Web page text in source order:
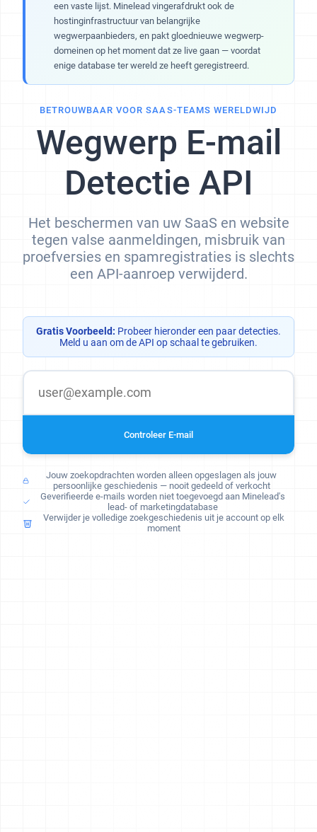
een vaste lijst. Minelead vingerafdrukt ook de
hostinginfrastructuur van belangrijke
wegwerpaanbieders, en pakt gloednieuwe wegwerp-
domeinen op het moment dat ze live gaan — voordat
enige database ter wereld ze heeft geregistreerd.
BETROUWBAAR VOOR SAAS-TEAMS WERELDWIJD
Wegwerp E-mail
Detectie API
Het beschermen van uw SaaS en website
tegen valse aanmeldingen, misbruik van
proefversies en spamregistraties is slechts
een API-aanroep verwijderd.
Gratis Voorbeeld: Probeer hieronder een paar detecties.
Meld u aan om de API op schaal te gebruiken.
Controleer E-mail
Jouw zoekopdrachten worden alleen opgeslagen als jouw
persoonlijke geschiedenis — nooit gedeeld of verkocht
Geverifieerde e-mails worden niet toegevoegd aan Minelead's
lead- of marketingdatabase
Verwijder je volledige zoekgeschiedenis uit je account op elk
moment